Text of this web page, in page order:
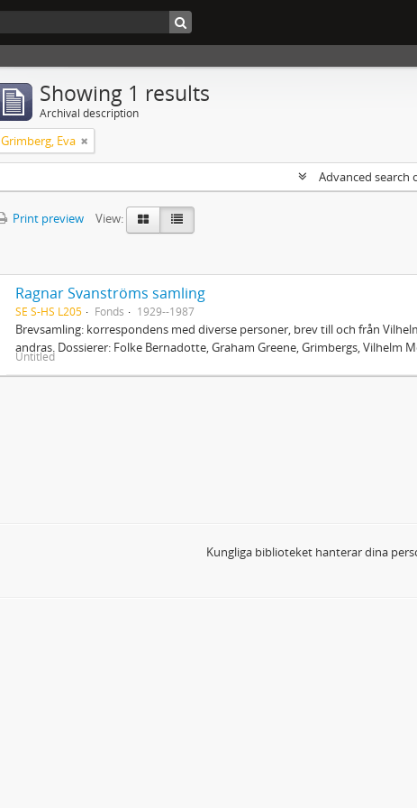
Showing 1 results
Archival description
Grimberg, Eva
Advanced search
Print preview
View:
Ragnar Svanströms samling
SE S-HS L205 Fonds 1929--1987
Brevsamling: korrespondens med diverse personer, brev till och från
andras. Dossierer: Folke Bernadotte, Graham Greene, Grimbergs, Vilhelm
Untitled
Kungliga biblioteket hanterar dina